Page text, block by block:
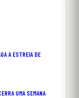
A ESTREIA DE
UMA SEMANA